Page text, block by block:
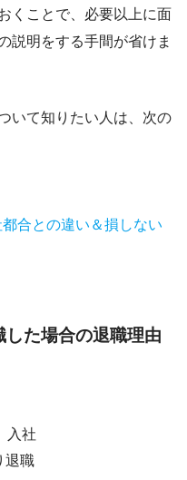
くことで、 必要以上に面
説明をする手間が省けま
いて知りたい人は、次の
合との違い＆損しない
た場合の退職理由
社
職